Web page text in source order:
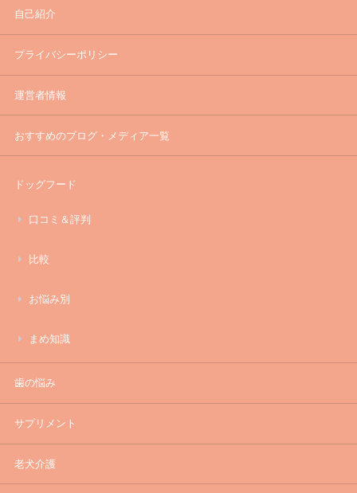
自己紹介
プライバシーポリシー
運営者情報
おすすめのブログ・メディア一覧
ドッグフード
口コミ＆評判
比較
お悩み別
まめ知識
歯の悩み
サプリメント
老犬介護